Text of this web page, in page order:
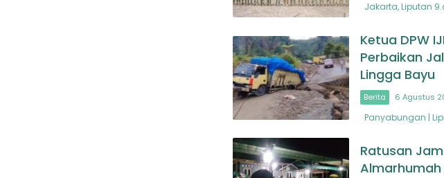
Jakarta, Liputan
Ketua DPW
Perbaikan
Lingga Bayu
Berita 6 Agustus
Panyabungan |
Ratusan
Almarhumah